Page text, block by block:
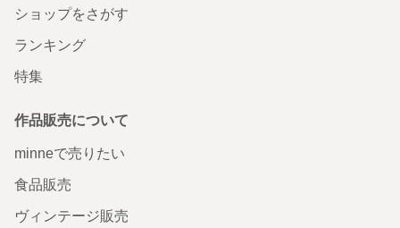
ショップをさがす
ランキング
特集
作品販売について
minneで売りたい
食品販売
ヴィンテージ販売